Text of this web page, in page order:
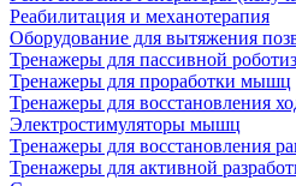
Реабилитация и механотерапия
Оборудование для вытяжения
Тренажеры для пассивной
Тренажеры для проработки мышц
Тренажеры для восстановления
Электростимуляторы мышц
Тренажеры для восстановления
Тренажеры для активной